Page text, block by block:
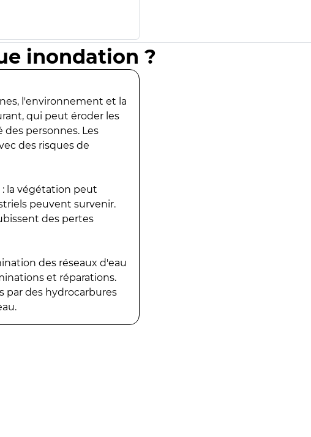
inondation ?
l'environnement et la
qui peut éroder les
personnes. Les
des risques de
la végétation peut
peuvent survenir.
des pertes
des réseaux d'eau
et réparations.
par des hydrocarbures